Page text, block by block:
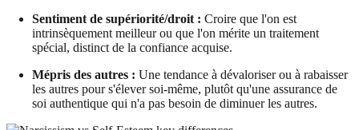
Sentiment de supériorité/droit : Croire que l'on est
intrinsèquement meilleur ou que l'on mérite un traitement
spécial, distinct de la confiance acquise.
Mépris des autres : Une tendance à dévaloriser ou à rabaisser
les autres pour s'élever soi-même, plutôt qu'une assurance de
soi authentique qui n'a pas besoin de diminuer les autres.